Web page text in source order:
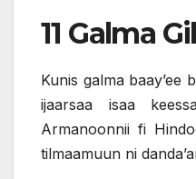
11 Galma
Kunis galma baay’ee
ijaarsaa isaa
Armanoonnii fi
tilmaamuun ni